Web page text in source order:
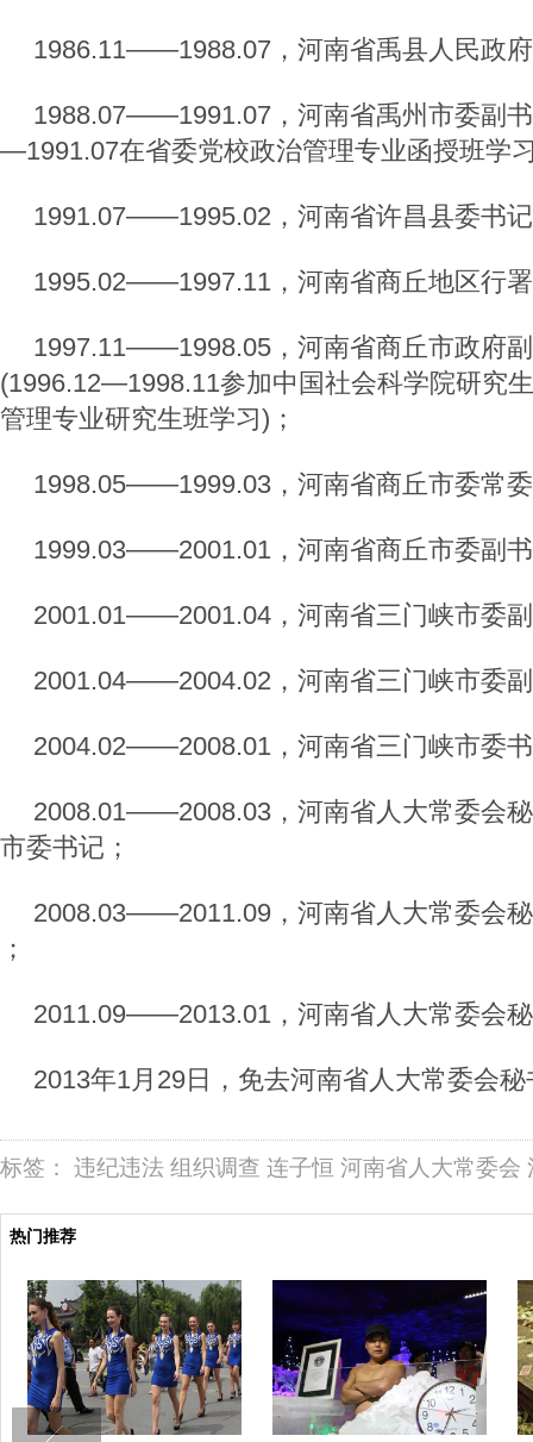
1986.11——1988.07，河南省禹县人民政
1988.07——1991.07，河南省禹州市委副
—1991.07在省委党校政治管理专业函授班学
1991.07——1995.02，河南省许昌县委书
1995.02——1997.11，河南省商丘地区行
1997.11——1998.05，河南省商丘市政府
(1996.12—1998.11参加中国社会科学院研究
管理专业研究生班学习)；
1998.05——1999.03，河南省商丘市委常
1999.03——2001.01，河南省商丘市委副
2001.01——2001.04，河南省三门峡市委
2001.04——2004.02，河南省三门峡市委
2004.02——2008.01，河南省三门峡市委
2008.01——2008.03，河南省人大常委会
市委书记；
2008.03——2011.09，河南省人大常委会
；
2011.09——2013.01，河南省人大常委会
2013年1月29日，免去河南省人大常委会
标签： 违纪违法 组织调查 连子恒 河南省人大常委会
热门推荐